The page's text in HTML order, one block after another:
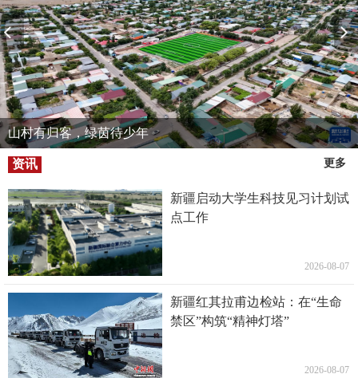
山村有归客，绿茵待少年
资讯 更多
新疆启动大学生科技见习计划试
点工作
2026-08-07
新疆红其拉甫边检站：在“生命
禁区”构筑“精神灯塔”
2026-08-07